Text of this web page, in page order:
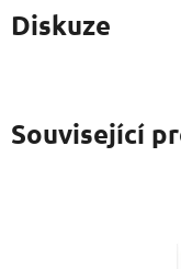
Diskuze
Související